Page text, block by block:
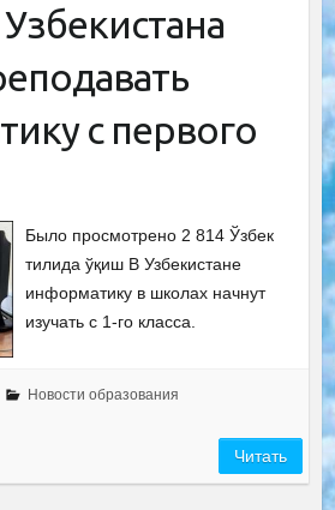
с первого
Было просмотрено 2 814 Ўзбек
тилида ўқиш В Узбекистане
информатику в школах начнут
изучать с 1-го класса.
Новости образования
Читать